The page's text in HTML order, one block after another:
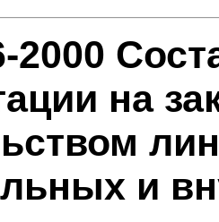
2000
на
и